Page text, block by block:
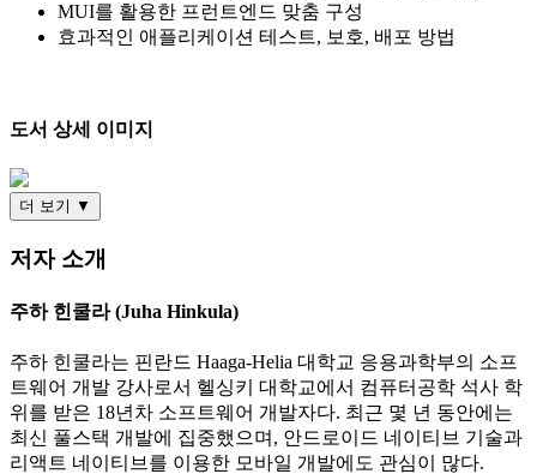
MUI를 활용한 프런트엔드 맞춤 구성
효과적인 애플리케이션 테스트, 보호, 배포 방법
도서 상세 이미지
더 보기 ▼
저자 소개
주하 힌쿨라 (Juha Hinkula)
주하 힌쿨라는 핀란드 Haaga-Helia 대학교 응용과학부의 소프
트웨어 개발 강사로서 헬싱키 대학교에서 컴퓨터공학 석사 학
위를 받은 18년차 소프트웨어 개발자다. 최근 몇 년 동안에는
최신 풀스택 개발에 집중했으며, 안드로이드 네이티브 기술과
리액트 네이티브를 이용한 모바일 개발에도 관심이 많다.